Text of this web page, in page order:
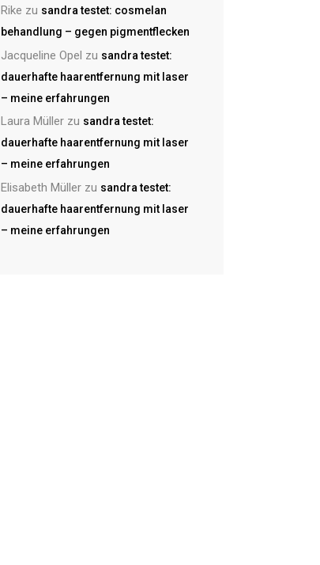
Rike zu sandra testet: cosmelan
behandlung – gegen pigmentflecken
Jacqueline Opel zu sandra testet:
dauerhafte haarentfernung mit laser
– meine erfahrungen
Laura Müller zu sandra testet:
dauerhafte haarentfernung mit laser
– meine erfahrungen
Elisabeth Müller zu sandra testet:
dauerhafte haarentfernung mit laser
– meine erfahrungen